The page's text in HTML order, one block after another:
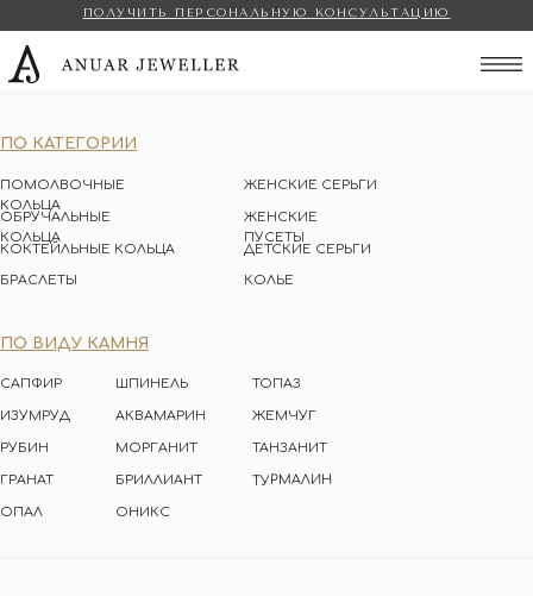
ПОЛУЧИТЬ ПЕРСОНАЛЬНУЮ КОНСУЛЬТАЦИЮ
ПО КАТЕГОРИИ
ПОМОЛВОЧНЫЕ
КОЛЬЦА
ОБРУЧАЛЬНЫЕ
КОЛЬЦА
ЖЕНСКИЕ СЕРЬГИ
КОКТЕЙЛЬНЫЕ КОЛЬЦА
ЖЕНСКИЕ
ПУСЕТЫ
ДЕТСКИЕ СЕРЬГИ
БРАСЛЕТЫ
КОЛЬЕ
ПО ВИДУ КАМНЯ
САПФИР
ИЗУМРУД
ШПИНЕЛЬ
РУБИН
АКВАМАРИН
МОРГАНИТ
ГРАНАТ БРИЛЛИАНТ
ТОПАЗ
ЖЕМЧУГ
ТУРМАЛИН
ТАНЗАНИТ
ОНИКС
ОПАЛ